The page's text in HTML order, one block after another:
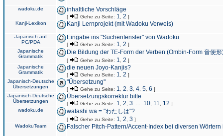
wadoku.de inhaltliche Vorschläge
[ Gehe zu Seite: 1 2 ]
Kanji-Lexikon
Kanji Lernprojekt (mit Wadoku Verweis)
Japanisch auf
PC/PDA
Eingabe ins "Suchenfenster" von Wadoku
[ Gehe zu Seite: 1 2 ]
Japanische
Grammatik
Die Bildung der TE-Form der Verben (Ombin-Form 音便形
[ Gehe zu Seite: 1 2 ]
Japanische
Grammatik
die neuen Joyo-Kanjis?
[ Gehe zu Seite: 1 2 ]
Japanisch-Deutsche
Übersetzungen
"Übersetzung"
[ Gehe zu Seite: 1 2 3 4 5 6 ]
Japanisch-Deutsche
Übersetzungen
Übersetzungskorrektur bitte
[ Gehe zu Seite: 1 2 3 10 11 12 ]
wadoku.de
watashi wa = "わたしは"?
[ Gehe zu Seite: 1 2 3 ]
WadokuTeam
Falscher Pitch-Pattern/Accent-Index bei diversen